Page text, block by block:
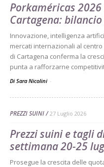
Porkaméricas 2026
Cartagena:
Innovazione, intelligenza
mercati internazionali al centro
di Cartagena conferma la
punta a rafforzarne
Di Sara Nicolini -
PREZZI SUINI 27 Luglio 2026
Prezzi suini e tagli
settimana 20-25
Prosegue la crescita delle